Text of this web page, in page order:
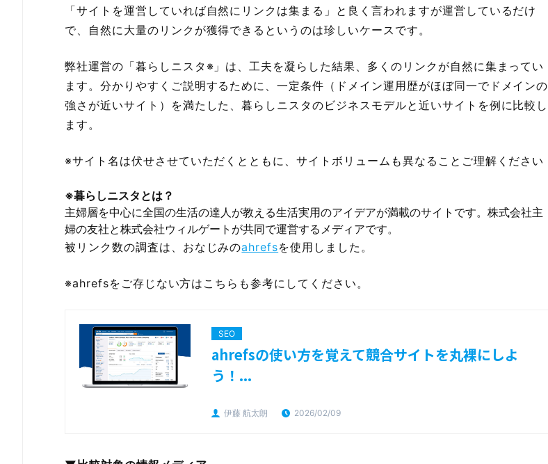
「サイトを運営していれば自然にリンクは集まる」と良く言われますが運営しているだけ
で、自然に大量のリンクが獲得できるというのは珍しいケースです。
弊社運営の「暮らしニスタ※」は、工夫を凝らした結果、多くのリンクが自然に集まってい
ます。分かりやすくご説明するために、一定条件（ドメイン運用歴がほぼ同一でドメインの
強さが近いサイト）を満たした、暮らしニスタのビジネスモデルと近いサイトを例に比較し
ます。
※サイト名は伏せさせていただくとともに、サイトボリュームも異なることご理解ください
※暮らしニスタとは？
主婦層を中心に全国の生活の達人が教える生活実用のアイデアが満載のサイトです。株式会社主
婦の友社と株式会社ウィルゲートが共同で運営するメディアです。
被リンク数の調査は、おなじみのahrefsを使用しました。
※ahrefsをご存じない方はこちらも参考にしてください。
SEO
ahrefsの使い方を覚えて競合サイトを丸裸にしよ
う！...
伊藤 航太朗 2026/02/09